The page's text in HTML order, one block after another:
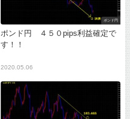
ポンド円
ポンド円 ４５０pips利益確定で
す！！
2020.05.06